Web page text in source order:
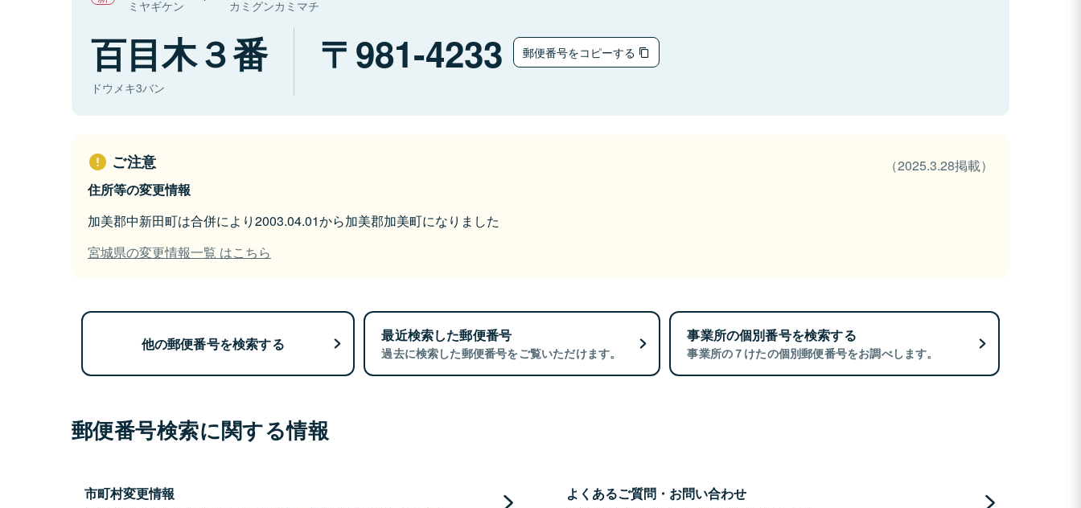
ミヤギケン カミグンカミマチ
百目木３番
ドウメキ3バン
981-4233 郵便番号をコピーする
ご注意
（2025.3.28掲載）
住所等の変更情報
加美郡中新田町は合併により2003.04.01から加美郡加美町になりました
宮城県の変更情報一覧 はこちら
他の郵便番号を検索する 最近検索した郵便番号
過去に検索した郵便番号をご覧いただけます。
事業所の個別番号を検索する
事業所の７けたの個別郵便番号をお調べします。
郵便番号検索に関する情報
市町村変更情報 よくあるご質問・お問い合わせ